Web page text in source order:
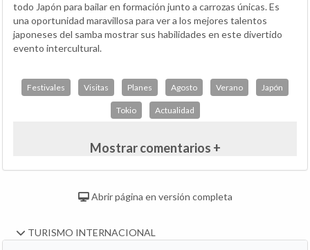
todo Japón para bailar en formación junto a carrozas únicas. Es
una oportunidad maravillosa para ver a los mejores talentos
japoneses del samba mostrar sus habilidades en este divertido
evento intercultural.
Festivales Visitas Planes Agosto Verano Japón
Tokio Actualidad
Mostrar comentarios +
Abrir página en versión completa
TURISMO INTERNACIONAL